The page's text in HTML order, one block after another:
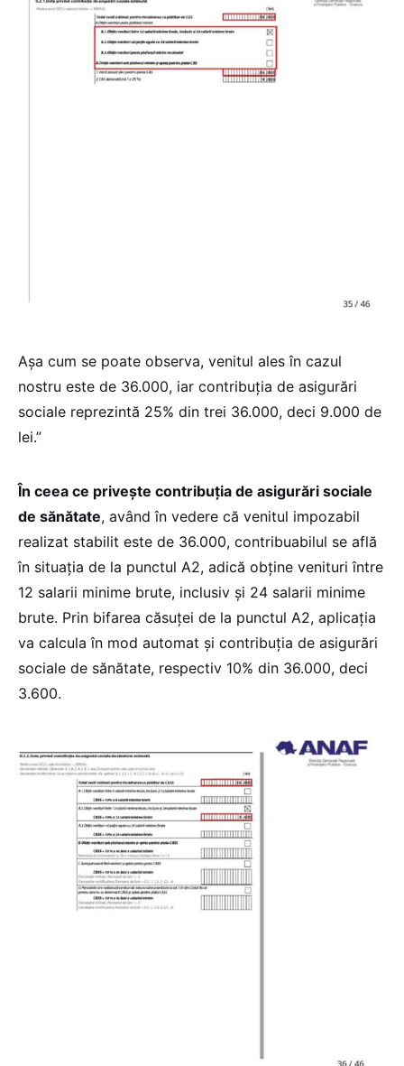
Așa cum se poate observa, venitul ales în cazul
nostru este de 36.000, iar contribuția de asigurări
sociale reprezintă 25% din trei 36.000, deci 9.000 de
lei.”
În ceea ce privește contribuția de asigurări sociale
de sănătate, având în vedere că venitul impozabil
realizat stabilit este de 36.000, contribuabilul se află
în situația de la punctul A2, adică obține venituri între
12 salarii minime brute, inclusiv și 24 salarii minime
brute. Prin bifarea căsuței de la punctul A2, aplicația
va calcula în mod automat și contribuția de asigurări
sociale de sănătate, respectiv 10% din 36.000, deci
3.600.